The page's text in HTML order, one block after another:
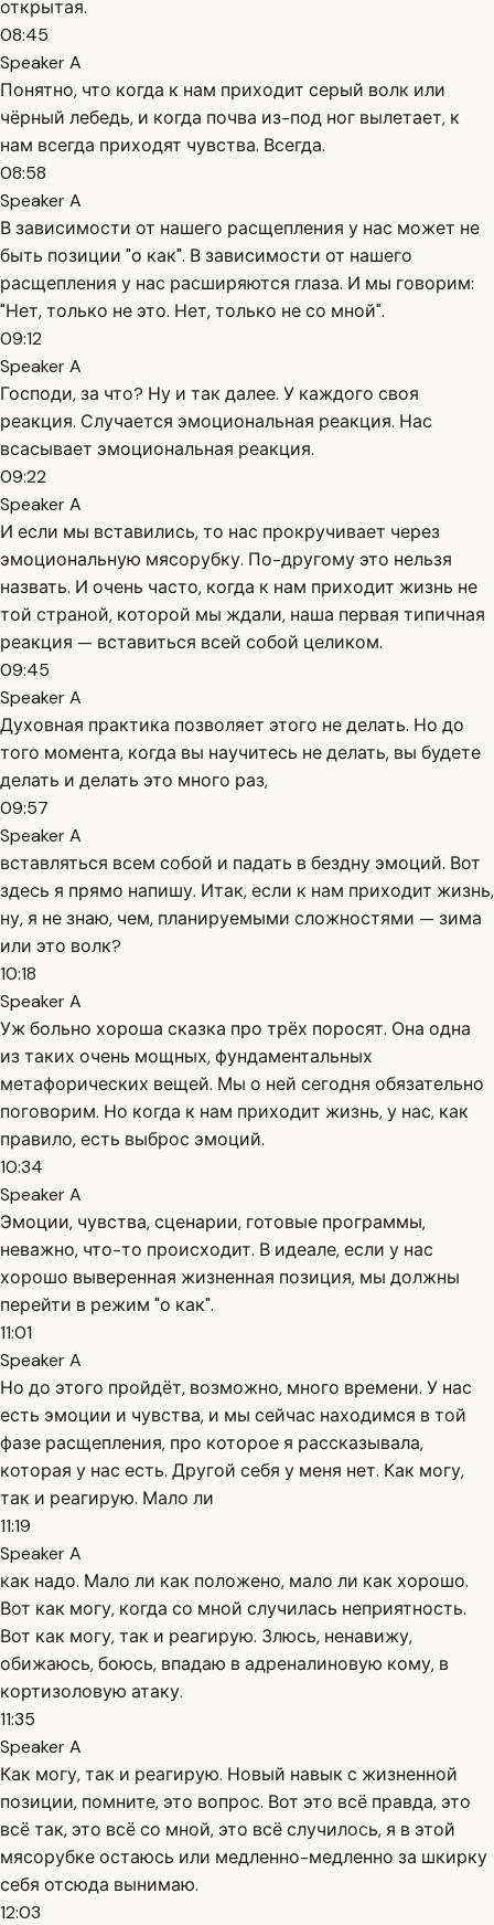
открытая.
08:45
Speaker A
Понятно, что когда к нам приходит серый волк или
чёрный лебедь, и когда почва из-под ног вылетает, к
нам всегда приходят чувства. Всегда.
08:58
Speaker A
В зависимости от нашего расщепления у нас может не
быть позиции "о как". В зависимости от нашего
расщепления у нас расширяются глаза. И мы говорим:
"Нет, только не это. Нет, только не со мной".
09:12
Speaker A
Господи, за что? Ну и так далее. У каждого своя
реакция. Случается эмоциональная реакция. Нас
всасывает эмоциональная реакция.
09:22
Speaker A
И если мы вставились, то нас прокручивает через
эмоциональную мясорубку. По-другому это нельзя
назвать. И очень часто, когда к нам приходит жизнь не
той страной, которой мы ждали, наша первая типичная
реакция — вставиться всей собой целиком.
09:45
Speaker A
Духовная практика позволяет этого не делать. Но до
того момента, когда вы научитесь не делать, вы будете
делать и делать это много раз,
09:57
Speaker A
вставляться всем собой и падать в бездну эмоций. Вот
здесь я прямо напишу. Итак, если к нам приходит жизнь,
ну, я не знаю, чем, планируемыми сложностями — зима
или это волк?
10:18
Speaker A
Уж больно хороша сказка про трёх поросят. Она одна
из таких очень мощных, фундаментальных
метафорических вещей. Мы о ней сегодня обязательно
поговорим. Но когда к нам приходит жизнь, у нас, как
правило, есть выброс эмоций.
10:34
Speaker A
Эмоции, чувства, сценарии, готовые программы,
неважно, что-то происходит. В идеале, если у нас
хорошо выверенная жизненная позиция, мы должны
перейти в режим "о как".
11:01
Speaker A
Но до этого пройдёт, возможно, много времени. У нас
есть эмоции и чувства, и мы сейчас находимся в той
фазе расщепления, про которое я рассказывала,
которая у нас есть. Другой себя у меня нет. Как могу,
так и реагирую. Мало ли
11:19
Speaker A
как надо. Мало ли как положено, мало ли как хорошо.
Вот как могу, когда со мной случилась неприятность.
Вот как могу, так и реагирую. Злюсь, ненавижу,
обижаюсь, боюсь, впадаю в адреналиновую кому, в
кортизоловую атаку.
11:35
Speaker A
Как могу, так и реагирую. Новый навык с жизненной
позиции, помните, это вопрос. Вот это всё правда, это
всё так, это всё со мной, это всё случилось, я в этой
мясорубке остаюсь или медленно-медленно за шкирку
себя отсюда вынимаю.
12:03